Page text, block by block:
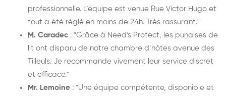
professionnelle. L’équipe est venue Rue Victor Hugo et
tout a été réglé en moins de 24h. Très rassurant."
M. Caradec : "Grâce à Need's Protect, les punaises de
lit ont disparu de notre chambre d’hôtes avenue des
Tilleuls. Je recommande vivement leur service discret
et efficace."
Mr. Lemoine : "Une équipe compétente, disponible et